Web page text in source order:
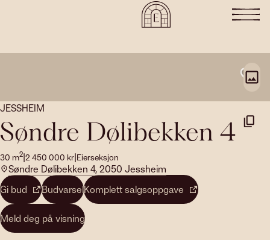
JESSHEIM
Søndre Dølibekken 4
30 m2|2 450 000 kr|Eierseksjon
Søndre Dølibekken 4, 2050 Jessheim
Gi bud
BudvarselKomplett salgsoppgave
Meld deg på visning